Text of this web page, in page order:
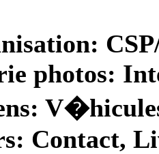
:
photos:
:
: Contact,